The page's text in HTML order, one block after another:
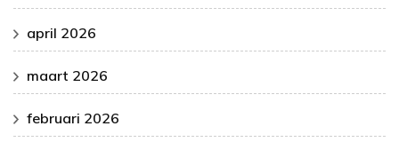
april 2026
maart 2026
februari 2026